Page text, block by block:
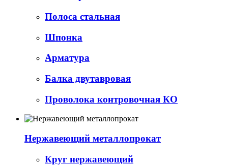
Полоса стальная
Шпонка
Арматура
Балка двутавровая
Проволока контровочная КО
Нержавеющий металлопрокат
Круг нержавеющий